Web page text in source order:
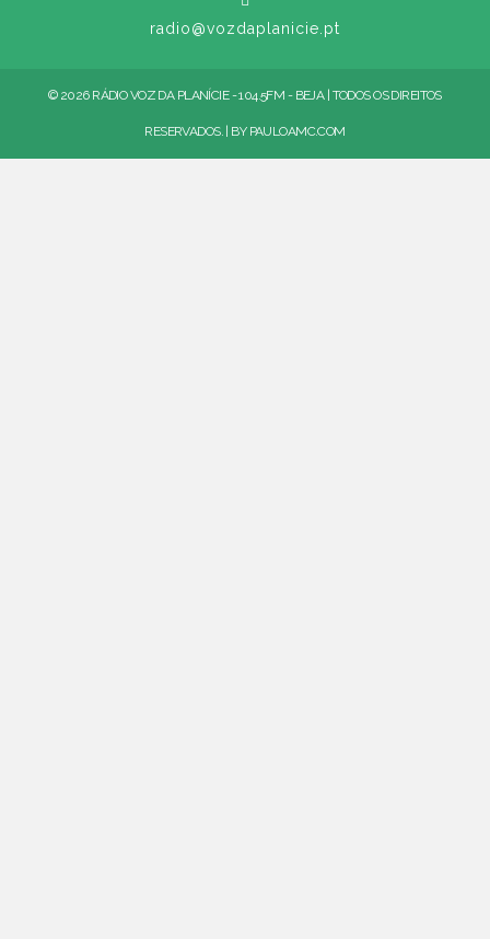
radio@vozdaplanicie.pt
© 2026 RÁDIO VOZ DA PLANÍCIE - 104.5FM - BEJA | TODOS OS DIREITOS
RESERVADOS. | BY PAULOAMC.COM